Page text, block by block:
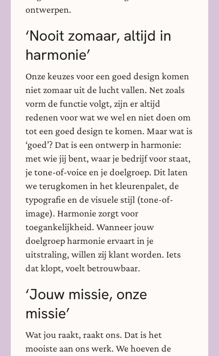
ontwerpen.
‘Nooit zomaar, altijd in
harmonie’
Onze keuzes voor een goed design komen
niet zomaar uit de lucht vallen. Net zoals
vorm de functie volgt, zijn er altijd
redenen voor wat we wel en niet doen om
tot een goed design te komen. Maar wat is
‘goed’? Dat is een ontwerp in harmonie:
met wie jij bent, waar je bedrijf voor staat,
je tone-of-voice en je doelgroep. Dit laten
we terugkomen in het kleurenpalet, de
typografie en de visuele stijl (tone-of-
image). Harmonie zorgt voor
toegankelijkheid. Wanneer jouw
doelgroep harmonie ervaart in je
uitstraling, willen zij klant worden. Iets
dat klopt, voelt betrouwbaar.
‘Jouw missie, onze
missie’
Wat jou raakt, raakt ons. Dat is het
mooiste aan ons werk. We hoeven de